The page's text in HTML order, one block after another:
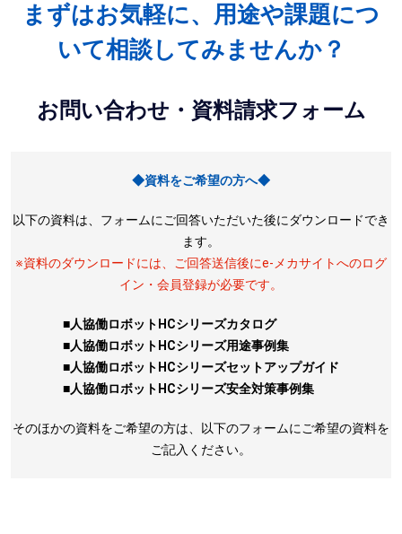
まずはお気軽に、用途や課題につ
いて相談してみませんか？
お問い合わせ・資料請求フォーム
◆資料をご希望の方へ◆
以下の資料は、フォームにご回答いただいた後にダウンロードでき
ます。
※資料のダウンロードには、ご回答送信後にe-メカサイトへのログ
イン・会員登録が必要です。
■人協働ロボットHCシリーズカタログ
■人協働ロボットHCシリーズ用途事例集
■人協働ロボットHCシリーズセットアップガイド
■人協働ロボットHCシリーズ安全対策事例集
そのほかの資料をご希望の方は、以下のフォームにご希望の資料を
ご記入ください。